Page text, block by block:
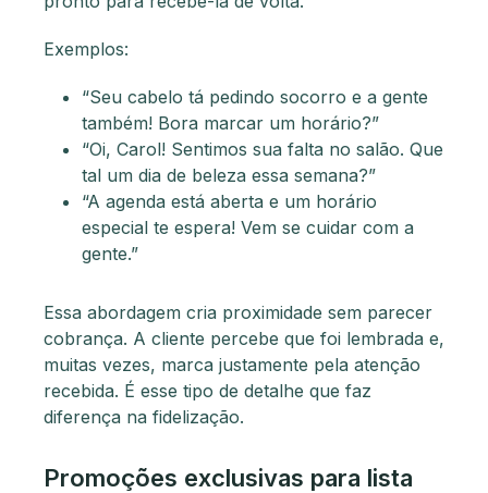
Exemplos:
“Seu cabelo tá pedindo socorro e a gente
também! Bora marcar um horário?”
“Oi, Carol! Sentimos sua falta no salão. Que
tal um dia de beleza essa semana?”
“A agenda está aberta e um horário
especial te espera! Vem se cuidar com a
gente.”
Essa abordagem cria proximidade sem parecer
cobrança. A cliente percebe que foi lembrada e,
muitas vezes, marca justamente pela atenção
recebida. É esse tipo de detalhe que faz
diferença na fidelização.
Promoções exclusivas para lista